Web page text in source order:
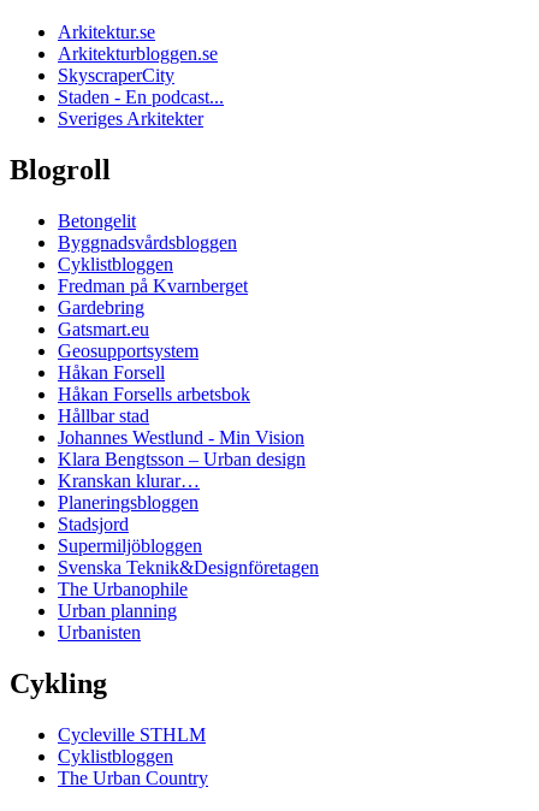
Arkitektur.se
Arkitekturbloggen.se
SkyscraperCity
Staden - En podcast...
Sveriges Arkitekter
Blogroll
Betongelit
Byggnadsvårdsbloggen
Cyklistbloggen
Fredman på Kvarnberget
Gardebring
Gatsmart.eu
Geosupportsystem
Håkan Forsell
Håkan Forsells arbetsbok
Hållbar stad
Johannes Westlund - Min Vision
Klara Bengtsson – Urban design
Kranskan klurar…
Planeringsbloggen
Stadsjord
Supermiljöbloggen
Svenska Teknik&Designföretagen
The Urbanophile
Urban planning
Urbanisten
Cykling
Cycleville STHLM
Cyklistbloggen
The Urban Country